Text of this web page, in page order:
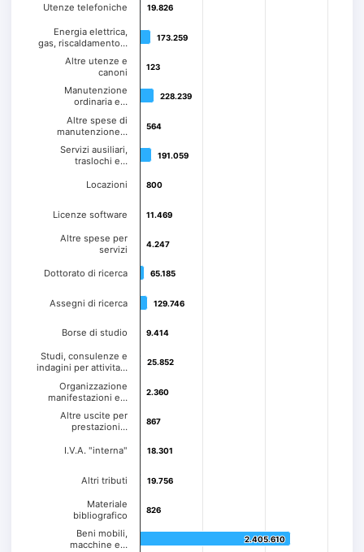
19.826
19.826
173.259
173.259
123
123
228.239
228.239
564
564
191.059
191.059
800
800
11.469
11.469
4.247
4.247
65.185
65.185
129.746
129.746
9.414
9.414
25.852
25.852
2.360
2.360
867
867
18.301
18.301
19.756
19.756
826
826
2.405.610
2.405.610
Utenze telefoniche
Energia elettrica,
gas, riscaldamento…
Altre utenze e
canoni
Manutenzione
ordinaria e…
Altre spese di
manutenzione…
Servizi ausiliari,
traslochi e…
Locazioni
Licenze software
Altre spese per
servizi
Dottorato di ricerca
Assegni di ricerca
Borse di studio
Studi, consulenze e
indagini per attivita…
Organizzazione
manifestazioni e…
Altre uscite per
prestazioni…
I.V.A. "interna"
Altri tributi
Materiale
bibliografico
Beni mobili,
macchine e…